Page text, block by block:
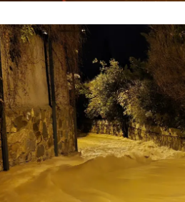
Kayseri
Kırklareli
Kırşehir
Kocaeli
Konya